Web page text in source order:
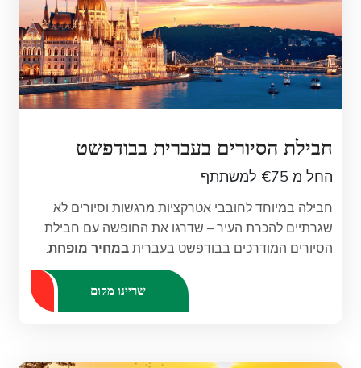
חבילת הסיורים בעברית בבודפשט
החל מ €75 למשתתף
חבילה במיוחד לחובבי אטרקציות מרגשות וסיורים לא
שגרתיים להכרת העיר – שדרגו את החופשה עם חבילת
הסיורים המודרכים בבודפשט בעבריתבמחיר מופחת.
שריינו מקום